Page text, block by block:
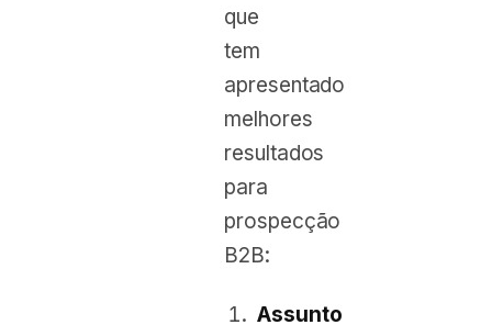
que
tem
apresentado
melhores
resultados
para
prospecção
B2B:
Assunto